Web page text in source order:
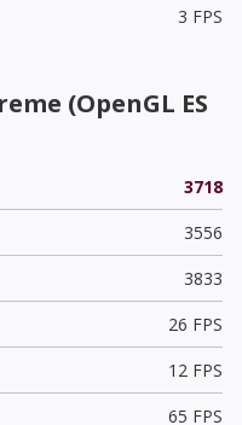
3 FPS
(OpenGL ES
3718
3556
3833
26 FPS
12 FPS
65 FPS